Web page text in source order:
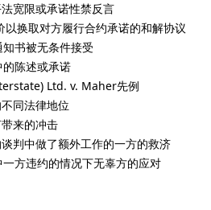
宽限或承诺性禁反言
换取对方履行合约承诺的和解协议
书被无条件接受
陈述或承诺
Ltd. v. Maher先例
同法律地位
来的冲击
判中做了额外工作的一方的救济
方违约的情况下无辜方的应对